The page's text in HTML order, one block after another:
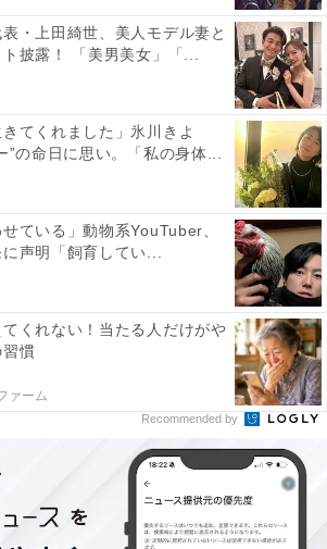
・上田綺世、美人モデル妻と
披露！ 「美男美女」「...
きてくれました」氷川きよ
”の命日に思い。「私の身体...
せている」動物系YouTuber、
声明「飼育してい...
くれない！当たる人だけがや
習慣
ァーム
Recommended by